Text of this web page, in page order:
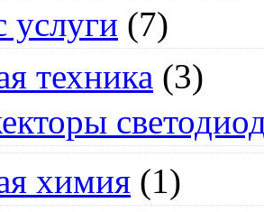
услуги (7)
техника (3)
химия (1)